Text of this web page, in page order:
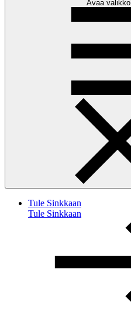
Avaa valikko
Tule Sinkkaan
Tule Sinkkaan